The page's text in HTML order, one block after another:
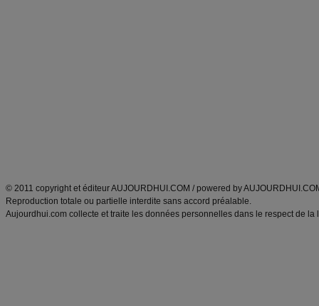
© 2011 copyright et éditeur AUJOURDHUI.COM / powered by
Reproduction totale ou partielle interdite sans accord préalable.
Aujourdhui.com collecte et traite les données personnelles dans le respect de